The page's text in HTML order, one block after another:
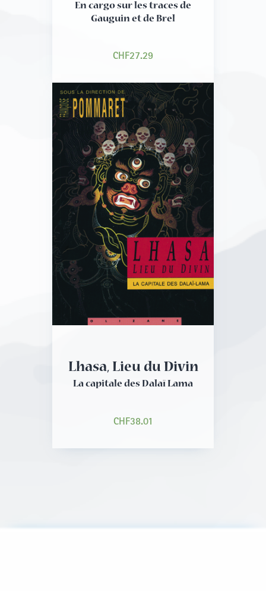
En cargo sur les traces de
Gauguin et de Brel
CHF27.29
Lhasa, Lieu du Divin
La capitale des Dalaï Lama
CHF38.01